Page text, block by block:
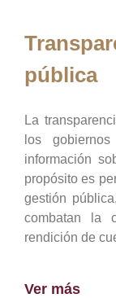
pública
La
los
información
propósito es
gestión
combatan la
rendición de
Ver más